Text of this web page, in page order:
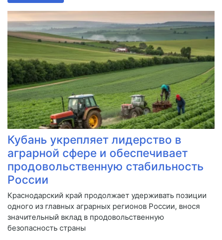
Кубань укрепляет лидерство в
аграрной сфере и обеспечивает
продовольственную стабильность
России
Краснодарский край продолжает удерживать позиции
одного из главных аграрных регионов России, внося
значительный вклад в продовольственную
безопасность страны